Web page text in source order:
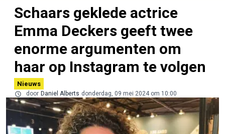
Schaars geklede actrice
Emma Deckers geeft twee
enorme argumenten om
haar op Instagram te volgen
Nieuws
door Daniel Alberts donderdag, 09 mei 2024 om 10:00